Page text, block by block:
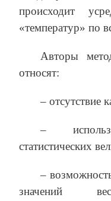
происходит
«температур» по
Авторы
относят:
– отсутствие
–
статистических
–
значений